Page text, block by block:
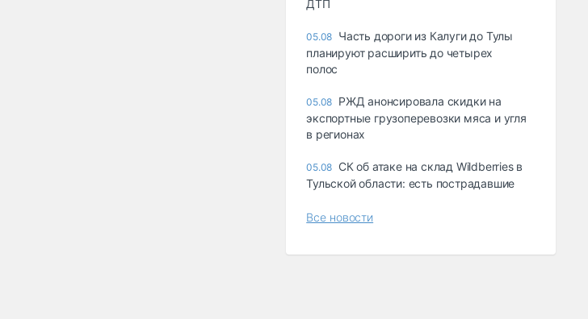
ДТП
05.08 Часть дороги из Калуги до Тулы
планируют расширить до четырех
полос
05.08 РЖД анонсировала скидки на
экспортные грузоперевозки мяса и угля
в регионах
05.08 СК об атаке на склад Wildberries в
Тульской области: есть пострадавшие
Все новости